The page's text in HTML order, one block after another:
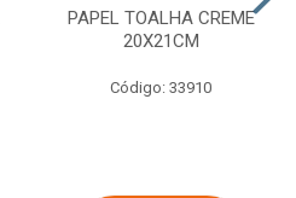
PAPEL TOALHA CREME
20X21CM
Código: 33910